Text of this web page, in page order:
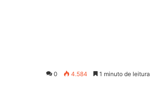
0 4.584 1 minuto de leitura